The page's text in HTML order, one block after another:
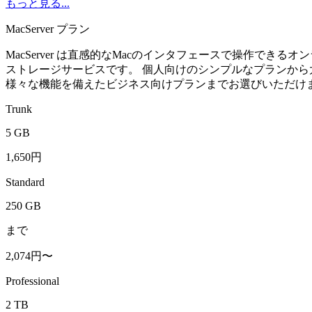
もっと見る...
MacServer プラン
MacServer は直感的なMacのインタフェースで操作できるオ
ストレージサービスです。 個人向けのシンプルなプランから
様々な機能を備えたビジネス向けプランまでお選びいただけ
Trunk
5 GB
1,650円
Standard
250 GB
まで
2,074円〜
Professional
2 TB